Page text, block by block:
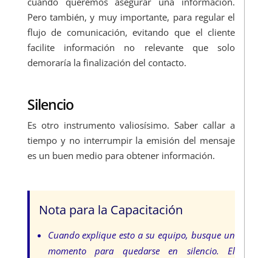
Pero también, y muy importante, para regular el
flujo de comunicación, evitando que el cliente
facilite información no relevante que solo
demoraría la finalización del contacto.
Silencio
Es otro instrumento valiosísimo. Saber callar a
tiempo y no interrumpir la emisión del mensaje
es un buen medio para obtener información.
Nota para la Capacitación
Cuando explique esto a su equipo, busque un
momento para quedarse en silencio. El